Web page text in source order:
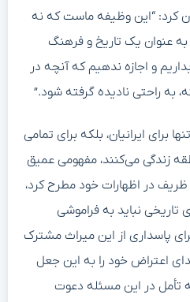
کرد: “این وظیفه ماست که نه
به عنوان یک تاریخ و فرهنگ
و اجازه ندهیم که آنچه در
به راحتی نادیده گرفته شود.”
برای ایرانیان، بلکه برای تمامی
زندگی می‌کنند، مفهومی عمیق
ظریف در اظهارات خود مطرح کرد،
نباید به فراموشی
پاسداری از این میراث مشترک
اعتراض خود را به این جعل
تأمل در این مسئله دعوت